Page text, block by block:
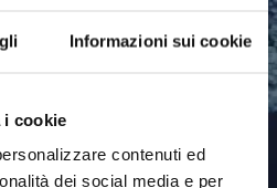
Informazioni sui cookie
i cookie
contenuti ed
dei social media e per
UE 2016/679 – GDPR (General